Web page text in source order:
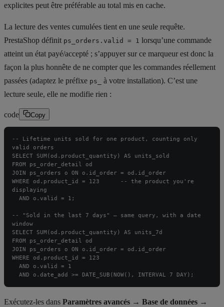
explicites peut être préférable au total mis en cache.
La lecture des ventes cumulées tient en une seule requête.
PrestaShop définit ps_orders.valid = 1 lorsqu’une commande
atteint un état payé/accepté ; s’appuyer sur ce marqueur est donc la
façon la plus honnête de ne compter que les commandes réellement
passées (adaptez le préfixe ps_
à votre installation). C’est une
lecture seule, elle ne modifie rien :
code Copy
-- Lifetime units sold for one product, counting only
valid orders
SELECT SUM(od.product_quantity) AS units_sold
FROM ps_order_detail od
JOIN ps_orders o ON o.id_order = od.id_order
WHERE od.product_id = 123      -- the product you're
displaying
-- "Sold in the last 7 days" – same query, with a date
window
SELECT SUM(od.product_quantity) AS units_7d
FROM ps_order_detail od
JOIN ps_orders o ON o.id_order = od.id_order
WHERE od.product_id = 123
  AND o.date_add >= DATE_SUB(NOW(), INTERVAL 7 DAY);
Exécutez-les dans Paramètres avancés → Base de données →